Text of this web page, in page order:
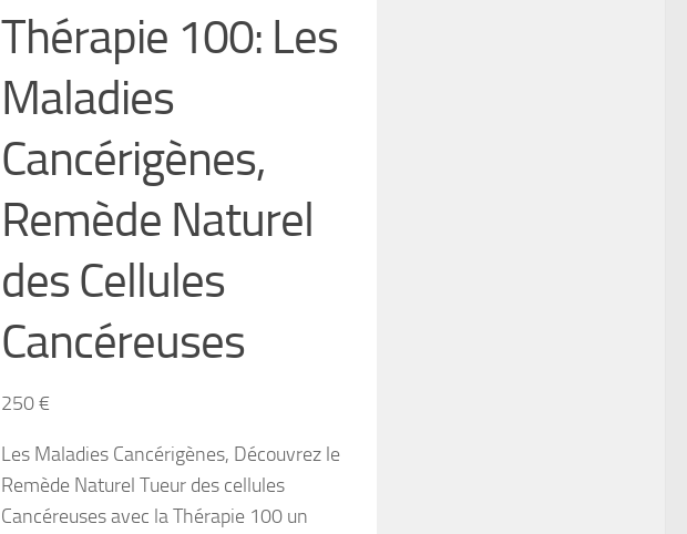
Thérapie 100: Les
Maladies
Cancérigènes,
Remède Naturel
des Cellules
Cancéreuses
250€
Les Maladies Cancérigènes, Découvrez le
Remède Naturel Tueur des cellules
Cancéreuses avec la Thérapie 100 un